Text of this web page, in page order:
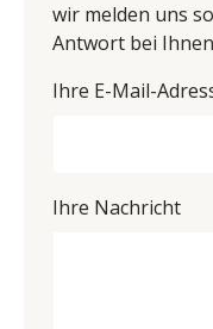
60/49/43 cm
wir melden uns
Antwort bei
Ihre E-Mail-
Ihre Nachricht